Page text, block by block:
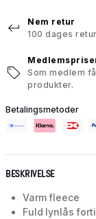
Nem retur
100 dages
Som medlem
produkter.
Betalingsmetoder
BESKRIVELSE
Varm fleece
Fuld lynlås